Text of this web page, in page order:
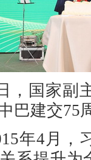
，国家副
巴建交75
年4月，